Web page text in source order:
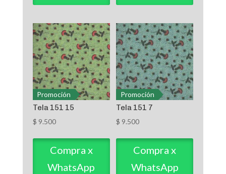
Promoción
Tela 151 15
$ 9.500
Compra x
WhatsApp
Promoción
Tela 151 7
$ 9.500
Compra x
WhatsApp